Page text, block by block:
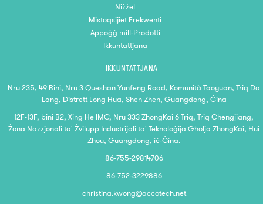
Niżżel
Mistoqsijiet Frekwenti
Appoġġ mill-Prodotti
Ikkuntattjana
IKKUNTATTJANA
Nru 235, 49 Bini, Nru 3 Queshan Yunfeng Road, Komunità Taoyuan, Triq Da
Lang, Distrett Long Hua, Shen Zhen, Guangdong, Ċina
12F-13F, bini B2, Xing He IMC, Nru 333 ZhongKai 6 Triq, Triq Chengjiang,
Żona Nazzjonali ta' Żvilupp Industrijali ta' Teknoloġija Għolja ZhongKai, Hui
Zhou, Guangdong, iċ-Ċina.
86-755-29814706
86-752-3229886
christina.kwong@accotech.net